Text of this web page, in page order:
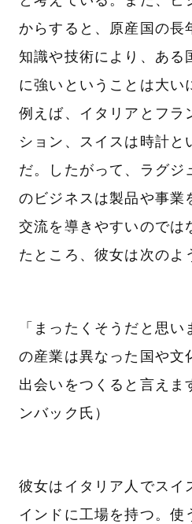
からすると、原産国の長
知識や技術により、ある
に強いということは大い
例えば、イタリアとフラ
ション、スイスは時計と
だ。したがって、ラグジ
のビジネスは製品や事業
交流を導きやすいのでは
たところ、彼女は次のよ
「まったくそうだと思い
の産業は異なった国や文
出会いをつくると言えま
ンバック氏）
彼女はイタリア人でスイ
インドに工場を持つ。使